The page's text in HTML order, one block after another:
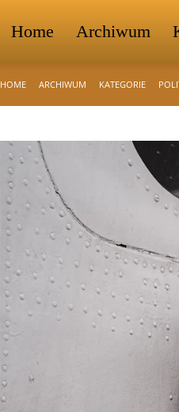
Home Archiwum
HOME ARCHIWUM KATEGORIE